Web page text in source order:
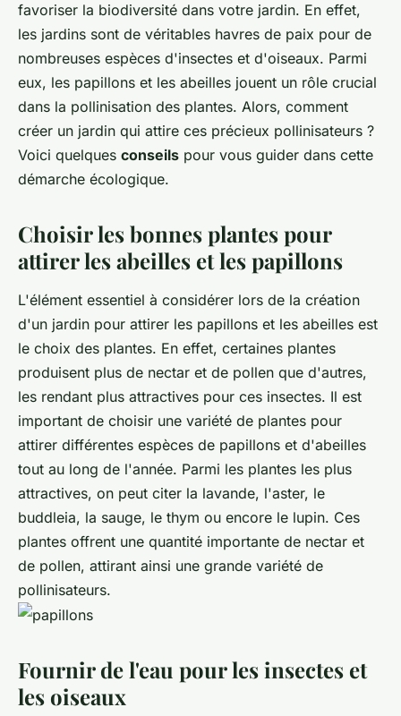
favoriser la biodiversité dans votre jardin. En effet,
les jardins sont de véritables havres de paix pour de
nombreuses espèces d'insectes et d'oiseaux. Parmi
eux, les papillons et les abeilles jouent un rôle crucial
dans la pollinisation des plantes. Alors, comment
créer un jardin qui attire ces précieux pollinisateurs ?
Voici quelques conseils pour vous guider dans cette
démarche écologique.
Choisir les bonnes plantes pour
attirer les abeilles et les papillons
L'élément essentiel à considérer lors de la création
d'un jardin pour attirer les papillons et les abeilles est
le choix des plantes. En effet, certaines plantes
produisent plus de nectar et de pollen que d'autres,
les rendant plus attractives pour ces insectes. Il est
important de choisir une variété de plantes pour
attirer différentes espèces de papillons et d'abeilles
tout au long de l'année. Parmi les plantes les plus
attractives, on peut citer la lavande, l'aster, le
buddleia, la sauge, le thym ou encore le lupin. Ces
plantes offrent une quantité importante de nectar et
de pollen, attirant ainsi une grande variété de
pollinisateurs.
Fournir de l'eau pour les insectes et
les oiseaux